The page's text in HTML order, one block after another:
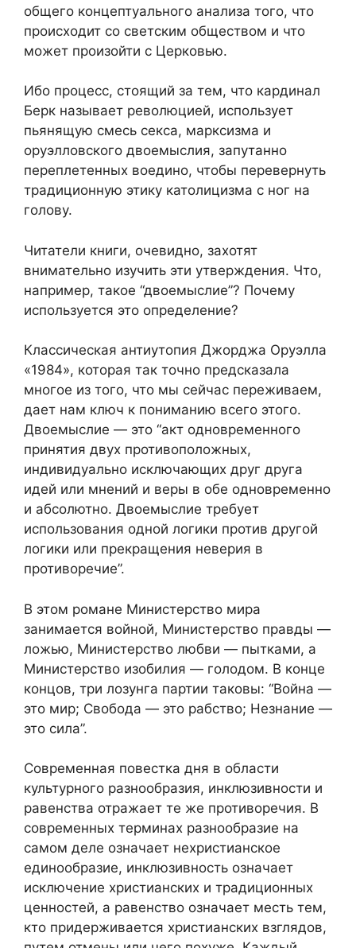
общего концептуального анализа того, что
происходит со светским обществом и что
может произойти с Церковью.
Ибо процесс, стоящий за тем, что кардинал
Берк называет революцией, использует
пьянящую смесь секса, марксизма и
оруэлловского двоемыслия, запутанно
переплетенных воедино, чтобы перевернуть
традиционную этику католицизма с ног на
голову.
Читатели книги, очевидно, захотят
внимательно изучить эти утверждения. Что,
например, такое “двоемыслие”? Почему
используется это определение?
Классическая антиутопия Джорджа Оруэлла
«1984», которая так точно предсказала
многое из того, что мы сейчас переживаем,
дает нам ключ к пониманию всего этого.
Двоемыслие — это “акт одновременного
принятия двух противоположных,
индивидуально исключающих друг друга
идей или мнений и веры в обе одновременно
и абсолютно. Двоемыслие требует
использования одной логики против другой
логики или прекращения неверия в
противоречие”.
В этом романе Министерство мира
занимается войной, Министерство правды —
ложью, Министерство любви — пытками, а
Министерство изобилия — голодом. В конце
концов, три лозунга партии таковы: “Война —
это мир; Свобода — это рабство; Незнание —
это сила”.
Современная повестка дня в области
культурного разнообразия, инклюзивности и
равенства отражает те же противоречия. В
современных терминах разнообразие на
самом деле означает нехристианское
единообразие, инклюзивность означает
исключение христианских и традиционных
ценностей, а равенство означает месть тем,
кто придерживается христианских взглядов,